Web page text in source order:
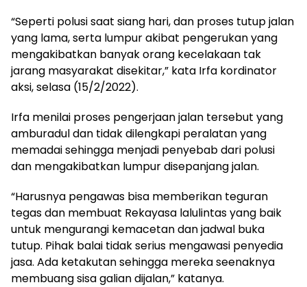
“Seperti polusi saat siang hari, dan proses tutup jalan
yang lama, serta lumpur akibat pengerukan yang
mengakibatkan banyak orang kecelakaan tak
jarang masyarakat disekitar,” kata Irfa kordinator
aksi, selasa (15/2/2022).
Irfa menilai proses pengerjaan jalan tersebut yang
amburadul dan tidak dilengkapi peralatan yang
memadai sehingga menjadi penyebab dari polusi
dan mengakibatkan lumpur disepanjang jalan.
“Harusnya pengawas bisa memberikan teguran
tegas dan membuat Rekayasa lalulintas yang baik
untuk mengurangi kemacetan dan jadwal buka
tutup. Pihak balai tidak serius mengawasi penyedia
jasa. Ada ketakutan sehingga mereka seenaknya
membuang sisa galian dijalan,” katanya.